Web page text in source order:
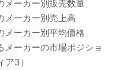
メーカー別販売数量
メーカー別売上高
メーカー別平均価格
メーカーの市場ポジショ
3）